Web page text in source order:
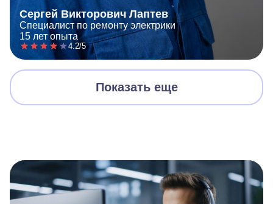
Сергей Викторович Лаптев
Специалист по ремонту электрики
15 лет опыта
4.2/5
Показать еще